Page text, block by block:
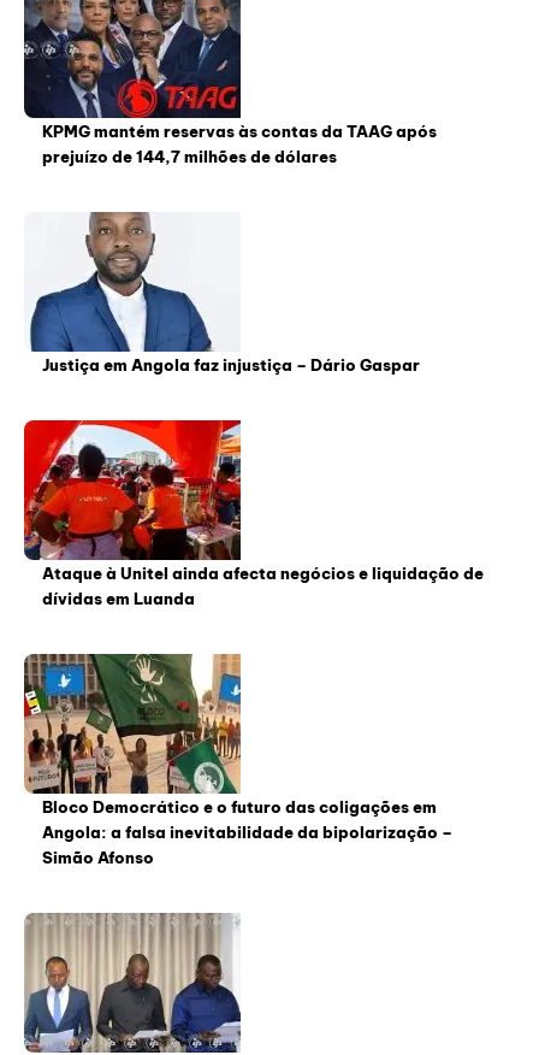
KPMG mantém reservas às contas da TAAG após
prejuízo de 144,7 milhões de dólares
Justiça em Angola faz injustiça – Dário Gaspar
Ataque à Unitel ainda afecta negócios e liquidação de
dívidas em Luanda
Bloco Democrático e o futuro das coligações em
Angola: a falsa inevitabilidade da bipolarização –
Simão Afonso